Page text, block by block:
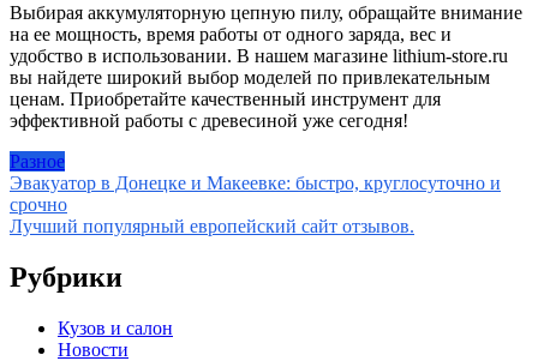
Выбирая аккумуляторную цепную пилу, обращайте внимание
на ее мощность, время работы от одного заряда, вес и
удобство в использовании. В нашем магазине lithium-store.ru
вы найдете широкий выбор моделей по привлекательным
ценам. Приобретайте качественный инструмент для
эффективной работы с древесиной уже сегодня!
Разное
Навигация
по
Эвакуатор в Донецке и Макеевке: быстро, круглосуточно и
срочно
Лучший популярный европейский сайт отзывов.
Рубрики
Кузов и салон
Новости